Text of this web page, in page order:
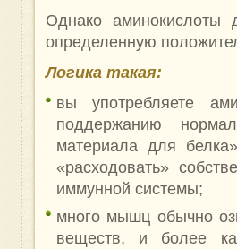
Однако аминокислоты
определенную
Логика такая:
вы употребляете
поддержанию
материала для
«расходовать»
иммунной системы;
много мышц обычно
веществ, и более